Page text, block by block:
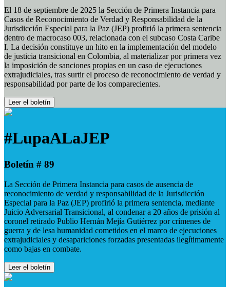
El 18 de septiembre de 2025 la Sección de Primera Instancia para
Casos de Reconocimiento de Verdad y Responsabilidad de la
Jurisdicción Especial para la Paz (JEP) profirió la primera sentencia
dentro de macrocaso 003, relacionada con el subcaso Costa Caribe
I. La decisión constituye un hito en la implementación del modelo
de justicia transicional en Colombia, al materializar por primera vez
la imposición de sanciones propias en un caso de ejecuciones
extrajudiciales, tras surtir el proceso de reconocimiento de verdad y
responsabilidad por parte de los comparecientes.
Leer el boletín
#LupaALaJEP
Boletín # 89
La Sección de Primera Instancia para casos de ausencia de
reconocimiento de verdad y responsabilidad de la Jurisdicción
Especial para la Paz (JEP) profirió la primera sentencia, mediante
Juicio Adversarial Transicional, al condenar a 20 años de prisión al
coronel retirado Publio Hernán Mejía Gutiérrez por crímenes de
guerra y de lesa humanidad cometidos en el marco de ejecuciones
extrajudiciales y desapariciones forzadas presentadas ilegítimamente
como bajas en combate.
Leer el boletín